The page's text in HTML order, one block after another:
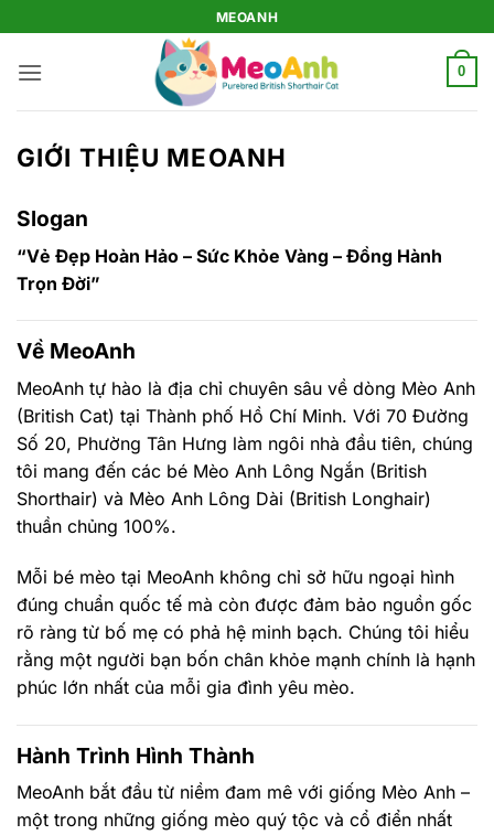
qua
nội
MEOANH
0
GIỚI THIỆU MEOANH
Slogan
“Vẻ Đẹp Hoàn Hảo – Sức Khỏe Vàng – Đồng Hành
Trọn Đời”
Về MeoAnh
MeoAnh tự hào là địa chỉ chuyên sâu về dòng Mèo Anh
(British Cat) tại Thành phố Hồ Chí Minh. Với 70 Đường
Số 20, Phường Tân Hưng làm ngôi nhà đầu tiên, chúng
tôi mang đến các bé Mèo Anh Lông Ngắn (British
Shorthair) và Mèo Anh Lông Dài (British Longhair)
thuần chủng 100%.
Mỗi bé mèo tại MeoAnh không chỉ sở hữu ngoại hình
đúng chuẩn quốc tế mà còn được đảm bảo nguồn gốc
rõ ràng từ bố mẹ có phả hệ minh bạch. Chúng tôi hiểu
rằng một người bạn bốn chân khỏe mạnh chính là hạnh
phúc lớn nhất của mỗi gia đình yêu mèo.
Hành Trình Hình Thành
MeoAnh bắt đầu từ niềm đam mê với giống Mèo Anh –
một trong những giống mèo quý tộc và cổ điển nhất